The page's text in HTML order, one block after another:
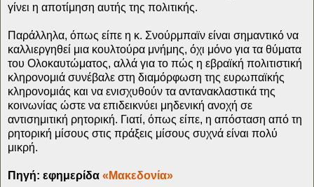
γίνει η αποτίμηση αυτής της πολιτικής.
Παράλληλα, όπως είπε η κ. Σνούρμπαϊν είναι σημαντικό να
καλλιεργηθεί μια κουλτούρα μνήμης, όχι μόνο για τα θύματα
του Ολοκαυτώματος, αλλά για το πώς η εβραϊκή πολιτιστική
κληρονομιά συνέβαλε στη διαμόρφωση της ευρωπαϊκής
κληρονομιάς και να ενισχυθούν τα αντανακλαστικά της
κοινωνίας ώστε να επιδεικνύει μηδενική ανοχή σε
αντισημιτική ρητορική. Γιατί, όπως είπε, η απόσταση από τη
ρητορική μίσους στις πράξεις μίσους συχνά είναι πολύ
μικρή.
Πηγή: εφημερίδα «Μακεδονία»